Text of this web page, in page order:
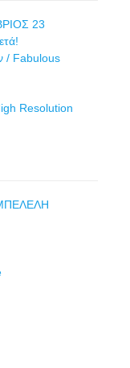
23
/ Fabulous
Resolution
ΜΠΕΛΕΛΗ